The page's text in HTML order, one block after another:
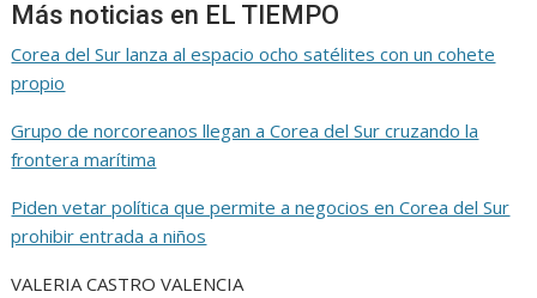
Más noticias en EL TIEMPO
Corea del Sur lanza al espacio ocho satélites con un cohete
propio
Grupo de norcoreanos llegan a Corea del Sur cruzando la
frontera marítima
Piden vetar política que permite a negocios en Corea del Sur
prohibir entrada a niños
VALERIA CASTRO VALENCIA